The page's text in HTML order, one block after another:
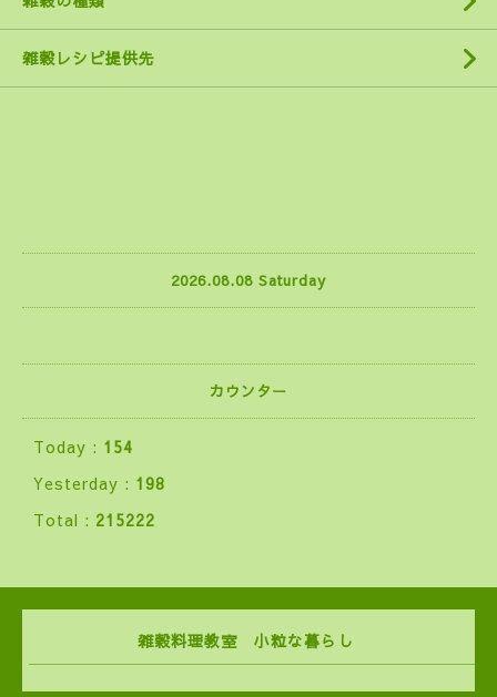
雑穀レシピ提供先
2026.08.08 Saturday
カウンター
Today : 154
Yesterday : 198
Total : 215222
雑穀料理教室 小粒な暮らし